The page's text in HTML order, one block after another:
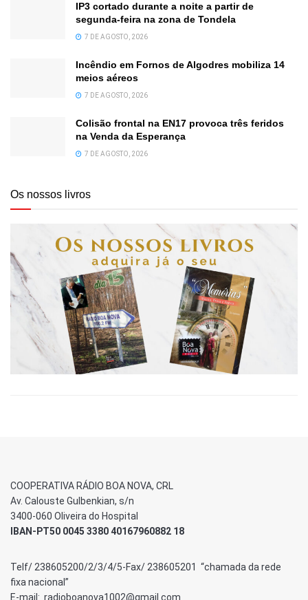
IP3 cortado durante a noite a partir de
segunda-feira na zona de Tondela
7 DE AGOSTO, 2026
Incêndio em Fornos de Algodres mobiliza 14
meios aéreos
7 DE AGOSTO, 2026
Colisão frontal na EN17 provoca três feridos
na Venda da Esperança
7 DE AGOSTO, 2026
Os nossos livros
COOPERATIVA RÁDIO BOA NOVA, CRL
Av. Calouste Gulbenkian, s/n
3400-060 Oliveira do Hospital
IBAN-PT50 0045 3380 40167960882 18
Telf/ 238605200/2/3/4/5-Fax/ 238605201 “chamada da rede
fixa nacional”
E-mail: radioboanova1002@gmail.com